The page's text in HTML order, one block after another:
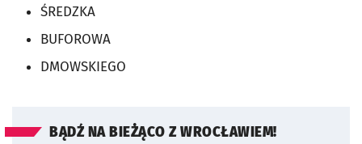
ŚREDZKA
BUFOROWA
DMOWSKIEGO
BĄDŹ NA BIEŻĄCO Z WROCŁAWIEM!